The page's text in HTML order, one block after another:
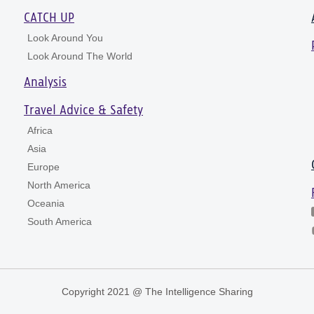
CATCH UP
Look Around You
Look Around The World
Analysis
Travel Advice & Safety
Africa
Asia
Europe
North America
Oceania
South America
Copyright 2021 @ The Intelligence Sharing